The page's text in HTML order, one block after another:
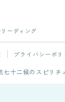
ーディング
プライバシーポリ
七十二候のスピリチ